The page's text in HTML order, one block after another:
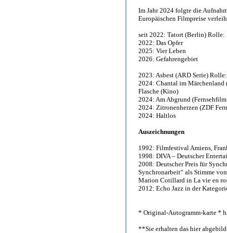
Im Jahr 2024 folgte die
Europäischen Filmpreise
seit 2022: Tatort (Berlin) Rolle:
2022: Das Opfer
2025: Vier Leben
2026: Gefahrengebiet
2023: Asbest (ARD Serie)
2024: Chantal im Märchenland
Flasche (Kino)
2024: Am Abgrund
2024: Zitronenherzen (ZDF
2024: Haltlos
Auszeichnungen
1992: Filmfestival Amiens,
1998: DIVA – Deutscher
2008: Deutscher Preis für
Synchronarbeit“ als Stimme
Marion Cotillard in La vie en
2012: Echo Jazz in der
* Original-Autogramm-karte *
**Sie erhalten das hier